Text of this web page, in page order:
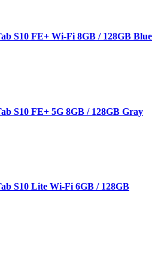
S10 FE+ Wi-Fi 8GB / 128GB Blue
S10 FE+ 5G 8GB / 128GB Gray
S10 Lite Wi-Fi 6GB / 128GB